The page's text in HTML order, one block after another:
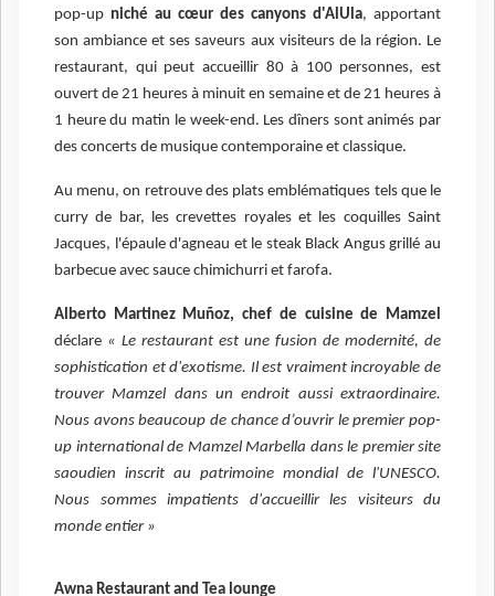
pop-up niché au cœur des canyons d'AlUla, apportant
son ambiance et ses saveurs aux visiteurs de la région. Le
restaurant, qui peut accueillir 80 à 100 personnes, est
ouvert de 21 heures à minuit en semaine et de 21 heures à
1 heure du matin le week-end. Les dîners sont animés par
des concerts de musique contemporaine et classique.
Au menu, on retrouve des plats emblématiques tels que le
curry de bar, les crevettes royales et les coquilles Saint
Jacques, l'épaule d'agneau et le steak Black Angus grillé au
barbecue avec sauce chimichurri et farofa.
Alberto Martinez Muñoz, chef de cuisine de Mamzel
déclare « Le restaurant est une fusion de modernité, de
sophistication et d'exotisme. Il est vraiment incroyable de
trouver Mamzel dans un endroit aussi extraordinaire.
Nous avons beaucoup de chance d’ouvrir le premier pop-
up international de Mamzel Marbella dans le premier site
saoudien inscrit au patrimoine mondial de l'UNESCO.
Nous sommes impatients d'accueillir les visiteurs du
monde entier »
Awna Restaurant and Tea lounge